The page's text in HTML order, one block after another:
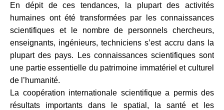
En dépit de ces tendances, la plupart des activités
humaines ont été transformées par les connaissances
scientifiques et le nombre de personnels chercheurs,
enseignants, ingénieurs, techniciens s’est accru dans la
plupart des pays. Les connaissances scientifiques sont
une partie essentielle du patrimoine immatériel et culturel
de l’humanité.
La coopération internationale scientifique a permis des
résultats importants dans le spatial, la santé et les